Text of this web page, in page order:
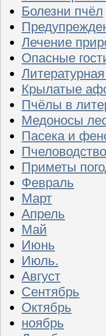
Болезни пчёл
Лечение
Опасные
Крылатые
Пчёлы в
Медоносы
Пасека и
Приметы
Февраль
Март
Апрель
Май
Июнь
Июль.
Август
Сентябрь
Октябрь
ноябрь